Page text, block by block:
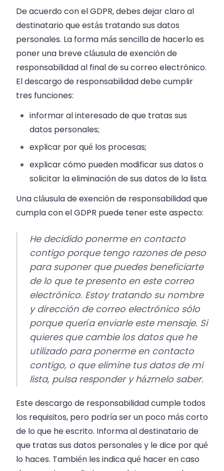
De acuerdo con el GDPR, debes dejar claro al
destinatario que estás tratando sus datos
personales. La forma más sencilla de hacerlo es
poner una breve cláusula de exención de
responsabilidad al final de su correo electrónico.
El descargo de responsabilidad debe cumplir
tres funciones:
informar al interesado de que tratas sus
datos personales;
explicar por qué los procesas;
explicar cómo pueden modificar sus datos o
solicitar la eliminación de sus datos de la lista.
Una cláusula de exención de responsabilidad que
cumpla con el GDPR puede tener este aspecto:
He decidido ponerme en contacto
contigo porque tengo razones de peso
para suponer que puedes beneficiarte
de lo que te presento en este correo
electrónico. Estoy tratando su nombre
y dirección de correo electrónico sólo
porque quería enviarle este mensaje. Si
quieres que cambie los datos que he
utilizado para ponerme en contacto
contigo, o que elimine tus datos de mi
lista, pulsa responder y házmelo saber.
Este descargo de responsabilidad cumple todos
los requisitos, pero podría ser un poco más corto
de lo que he escrito. Informa al destinatario de
que tratas sus datos personales y le dice por qué
lo haces. También les indica qué hacer en caso